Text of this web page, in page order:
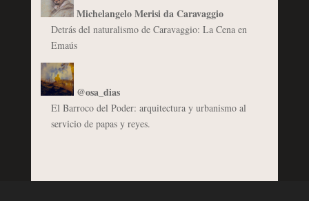
Michelangelo Merisi da Caravaggio
Detrás del naturalismo de Caravaggio: La Cena en
Emaús
@osa_dias
El Barroco del Poder: arquitectura y urbanismo al
servicio de papas y reyes.